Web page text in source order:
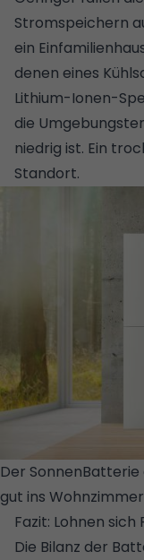
Stromspeichern
ein
denen eines
Lithium-Ionen-
die
niedrig ist. Ein
Standort.
Der
gut ins
Fazit: Lohnen
Die Bilanz der